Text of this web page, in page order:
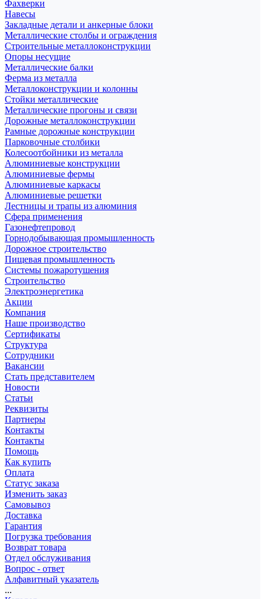
Фахверки
Навесы
Закладные детали и анкерные блоки
Металлические столбы и ограждения
Строительные металлоконструкции
Опоры несущие
Металлические балки
Ферма из металла
Металлоконструкции и колонны
Стойки металлические
Металлические прогоны и связи
Дорожные металлоконструкции
Рамные дорожные конструкции
Парковочные столбики
Колесоотбойники из металла
Алюминиевые конструкции
Алюминиевые фермы
Алюминиевые каркасы
Алюминиевые решетки
Лестницы и трапы из алюминия
Сфера применения
Газонефтепровод
Горнодобывающая промышленность
Дорожное строительство
Пищевая промышленность
Системы пожаротушения
Строительство
Электроэнергетика
Акции
Компания
Наше производство
Сертификаты
Структура
Сотрудники
Вакансии
Стать представителем
Новости
Статьи
Реквизиты
Партнеры
Контакты
Контакты
Помощь
Как купить
Оплата
Статус заказа
Изменить заказ
Самовывоз
Доставка
Гарантия
Погрузка требования
Возврат товара
Отдел обслуживания
Вопрос - ответ
Алфавитный указатель
...